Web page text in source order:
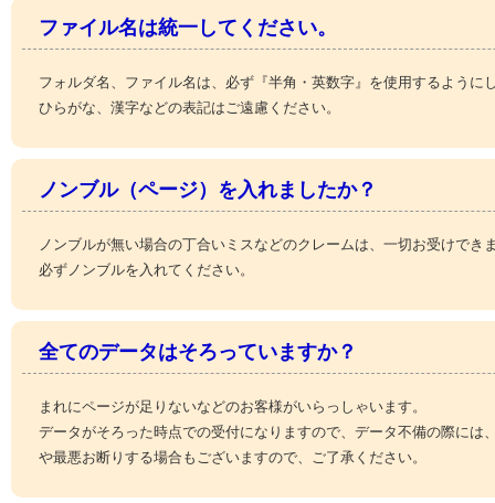
ファイル名は統一してください。
フォルダ名、ファイル名は、必ず『半角・英数字』を使用するように
ひらがな、漢字などの表記はご遠慮ください。
ノンブル（ページ）を入れましたか？
ノンブルが無い場合の丁合いミスなどのクレームは、一切お受けでき
必ずノンブルを入れてください。
全てのデータはそろっていますか？
まれにページが足りないなどのお客様がいらっしゃいます。
データがそろった時点での受付になりますので、データ不備の際には
や最悪お断りする場合もございますので、ご了承ください。